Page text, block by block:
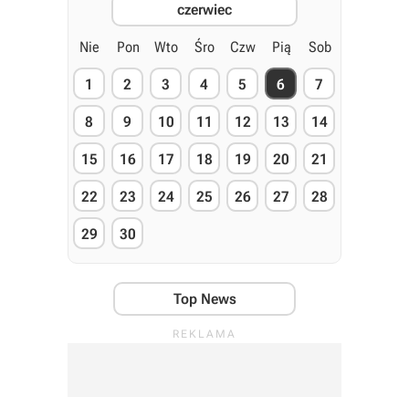
czerwiec
Nie Pon Wto Śro Czw Pią Sob
1 2 3 4 5 6 7
8 9 10 11 12 13 14
15 16 17 18 19 20 21
22 23 24 25 26 27 28
29 30
Top News